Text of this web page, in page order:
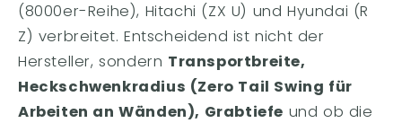
(8000er-Reihe), Hitachi (ZX U) und Hyundai (R
Z) verbreitet. Entscheidend ist nicht der
Hersteller, sondern Transportbreite,
Heckschwenkradius (Zero Tail Swing für
Arbeiten an Wänden), Grabtiefe und ob die